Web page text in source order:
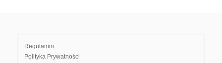
Regulamin
Polityka Prywatności